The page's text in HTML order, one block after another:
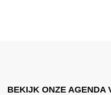
BEKIJK ONZE AGENDA